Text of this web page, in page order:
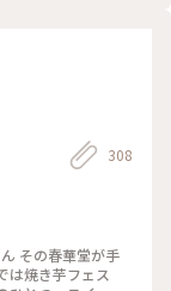
308
その春華堂が手
は焼き芋フェス